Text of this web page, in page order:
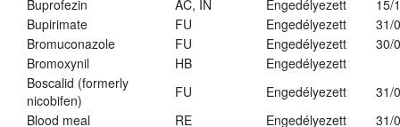
Buprofezin
AC, IN Engedélyezett
15/
Bupirimate
FU Engedélyezett
31/
Bromuconazole
FU Engedélyezett
30/
Bromoxynil
HB
Engedélyezett
Boscalid (formerly
nicobifen)
FU Engedélyezett
31/
Blood meal
RE Engedélyezett
31/